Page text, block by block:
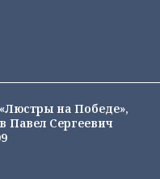
на Победе»,
Павел Сергеевич